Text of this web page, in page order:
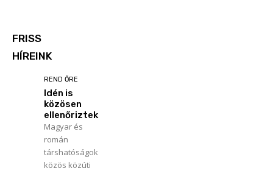
FRISS
HÍREINK
REND ŐRE
Idén is
közösen
ellenőriztek
Magyar és
román
társhatóságok
közös közúti